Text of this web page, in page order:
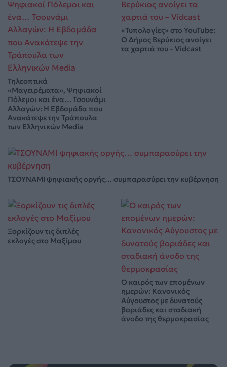
Τηλεοπτικά
«Μαγειρέματα», Ψηφιακοί
Πόλεμοι και ένα… Τσουνάμι
Αλλαγών: Η Εβδομάδα που
Ανακάτεψε την Τράπουλα
των Ελληνικών Media
«Τυπολογίες» στο YouTube:
Ο Δήμος Βερύκιος ανοίγει
τα χαρτιά του – Vidcast
ΤΣΟΥΝΑΜΙ ψηφιακής οργής… συμπαρασύρει την κυβέρνηση
Ξορκίζουν τις διπλές
εκλογές στο Μαξίμου
Ο καιρός των επομένων
ημερών: Κανονικός
Αύγουστος με δυνατούς
βοριάδες και σταδιακή
άνοδο της θερμοκρασίας